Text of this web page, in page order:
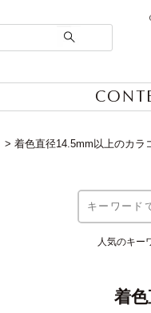
着色直径14.5mm以上のカラ
人気のキー
着